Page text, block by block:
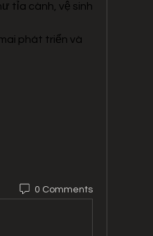
tỉa cành, vệ sinh
phát triển và
0 Comments